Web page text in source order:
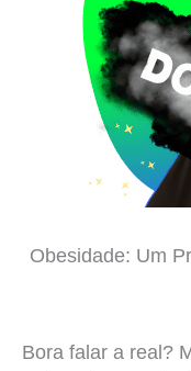
Obesidade: Um
Bora falar a real?